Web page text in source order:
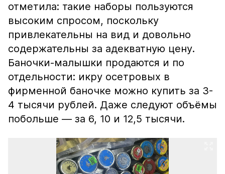
отметила: такие наборы пользуются
высоким спросом, поскольку
привлекательны на вид и довольно
содержательны за адекватную цену.
Баночки-малышки продаются и по
отдельности: икру осетровых в
фирменной баночке можно купить за 3-
4 тысячи рублей. Даже следуют объёмы
побольше — за 6, 10 и 12,5 тысячи.